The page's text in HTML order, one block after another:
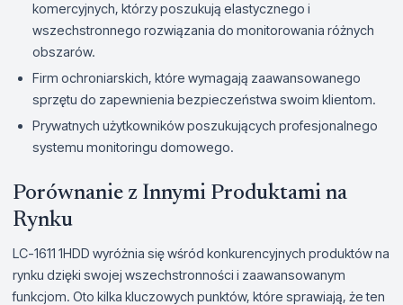
komercyjnych, którzy poszukują elastycznego i
wszechstronnego rozwiązania do monitorowania różnych
obszarów.
Firm ochroniarskich, które wymagają zaawansowanego
sprzętu do zapewnienia bezpieczeństwa swoim klientom.
Prywatnych użytkowników poszukujących profesjonalnego
systemu monitoringu domowego.
Porównanie z Innymi Produktami na
Rynku
LC-1611 1HDD wyróżnia się wśród konkurencyjnych produktów na
rynku dzięki swojej wszechstronności i zaawansowanym
funkcjom. Oto kilka kluczowych punktów, które sprawiają, że ten